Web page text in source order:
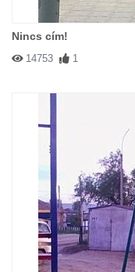
Nincs cím!
14753 1